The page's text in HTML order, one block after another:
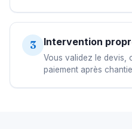
3 Intervention
Vous validez le devis,
paiement après